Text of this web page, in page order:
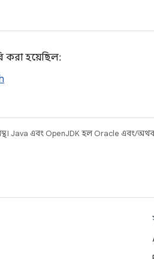
করা হয়েছিল:
Java এবং OpenJDK হল Oracle এবং/অথবা